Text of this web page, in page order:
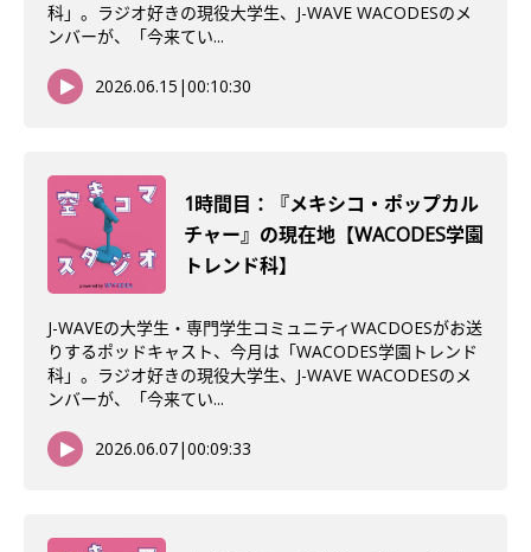
科」。ラジオ好きの現役大学生、J-WAVE WACODESのメ
ンバーが、「今来てい...
2026.06.15 |00:10:30
1時間目：『メキシコ・ポップカル
チャー』の現在地【WACODES学園
トレンド科】
J-WAVEの大学生・専門学生コミュニティWACDOESがお送
りするポッドキャスト、今月は「WACODES学園トレンド
科」。ラジオ好きの現役大学生、J-WAVE WACODESのメ
ンバーが、「今来てい...
2026.06.07|00:09:33